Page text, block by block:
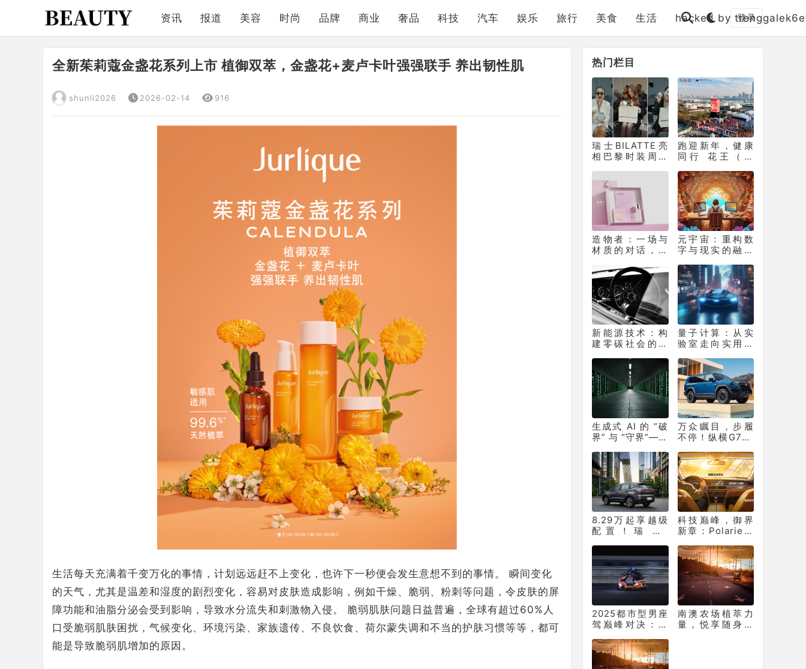
资讯 报道 美容 时尚 品牌 商业 奢品 科技 汽车 娱乐 旅行 美食 生活 hacked by 登录
全新茱莉蔻金盏花系列上市 植御双萃，金盏花+麦卢卡叶强强联手 养出韧性肌
shunli2026 2026-02-14 916
生活每天充满着千变万化的事情，计划远远赶不上变化，也许下一秒便会发生意想不到的事情。 瞬间变化
的天气，尤其是温差和湿度的剧烈变化，容易对皮肤造成影响，例如干燥、脆弱、粉刺等问题，令皮肤的屏
障功能和油脂分泌会受到影响，导致水分流失和刺激物入侵。 脆弱肌肤问题日益普遍，全球有超过60%人
口受脆弱肌肤困扰，气候变化、环境污染、家族遗传、不良饮食、荷尔蒙失调和不当的护肤习惯等等，都可
能是导致脆弱肌增加的原因。
热门栏目
瑞士BILATTE亮
相巴黎时装周：
征服秀场，获好
莱坞顶级化妆师
挚荐
跑迎新年，健康
同行 花王（中
江长跑节为2025
画上活力句点
造物者：一场与
材质的对话，如
边界
元宇宙：重构数
字与现实的融合
新能源技术：构
建零碳社会的核
量子计算：从实
验室走向实用化
生成式 AI 的 “破
界” 与 “守界”——
双重革命
万众瞩目，步履
不停！纵横G700
破10331辆！
8.29万起享越级
配置！瑞虎7
科技巅峰，御界
新章：Polarie拜
膜重塑车膜行业
标准
2025都市型男座
驾巅峰对决：新
突出“重围”？
南澳农场植萃力
量，悦享随身芳